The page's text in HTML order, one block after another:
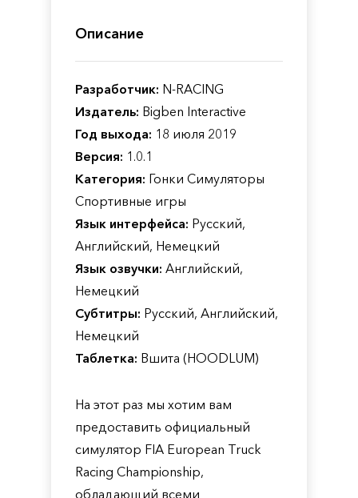
Описание
Разработчик: N-RACING
Издатель: Bigben Interactive
Год выхода: 18 июля 2019
Версия: 1.0.1
Категория: Гонки Симуляторы
Спортивные игры
Язык интерфейса: Русский,
Английский, Немецкий
Язык озвучки: Английский,
Немецкий
Субтитры: Русский, Английский,
Немецкий
Таблетка: Вшита (HOODLUM)
На этот раз мы хотим вам
предоставить официальный
симулятор FIA European Truck
Racing Championship,
обладающий всеми